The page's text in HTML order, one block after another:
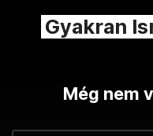
Gyakran
Még nem